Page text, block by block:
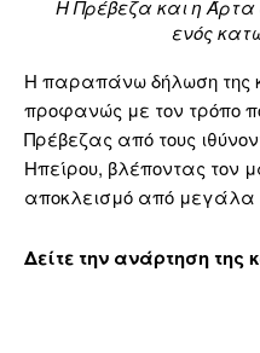
Η Πρέβεζα και η
ενός
Η παραπάνω δήλωση της
προφανώς με τον τρόπο
Πρέβεζας από τους
Ηπείρου, βλέποντας τον
αποκλεισμό από
Δείτε την ανάρτηση